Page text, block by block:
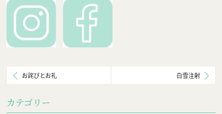
お詫びとお礼 白雪注射
カテゴリー